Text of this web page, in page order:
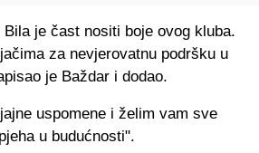
je čast nositi boje ovog kluba.
za nevjerovatnu podršku u
je Baždar i dodao.
uspomene i želim vam sve
u budućnosti".